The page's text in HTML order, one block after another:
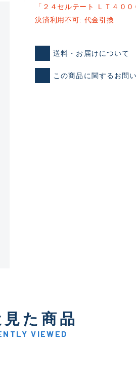
新古品（メーカー問屋から
い品
「２４セルテート ＬＴ４０
決済利用不可: 代金引換
送料・お届けについて
この商品に関するお問
た商品
VIEWED